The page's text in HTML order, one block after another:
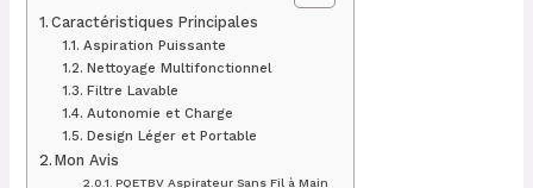
Caractéristiques Principales
Aspiration Puissante
Nettoyage Multifonctionnel
Filtre Lavable
Autonomie et Charge
Design Léger et Portable
Mon Avis
PQETBV Aspirateur Sans Fil à Main